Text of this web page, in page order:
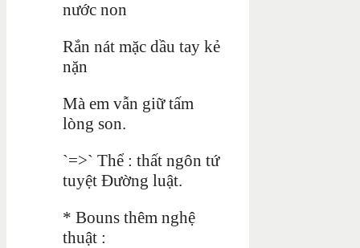
nước non
Rắn nát mặc dầu tay kẻ
nặn
Mà em vẫn giữ tấm
lòng son.
`=>` Thể : thất ngôn tứ
tuyệt Đường luật.
* Bouns thêm nghệ
thuật :